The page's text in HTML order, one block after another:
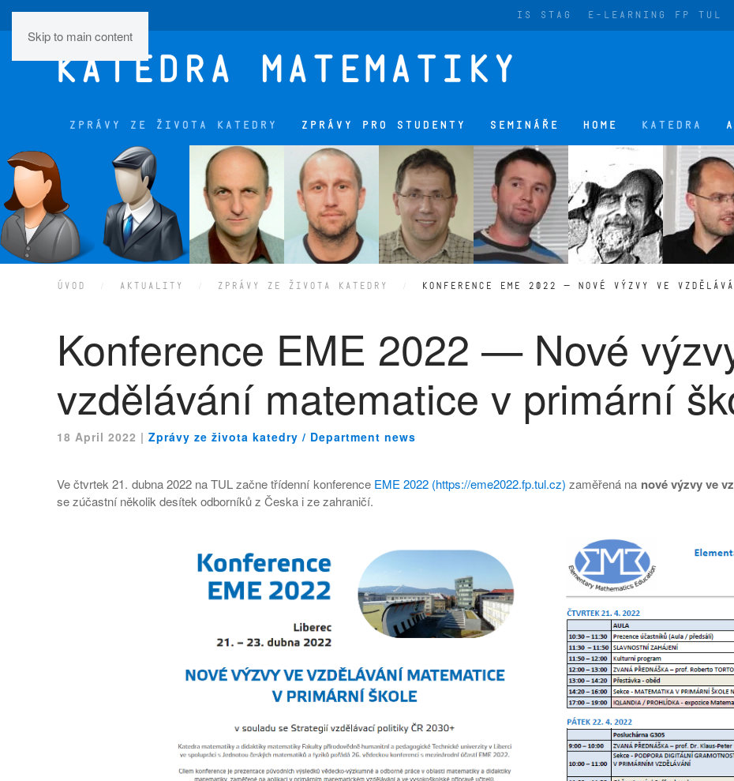
Skip to main content
IS STAG E-LEARNING FP TUL
ZPRÁVY ZE ŽIVOTA KATEDRY ZPRÁVY PRO STUDENTY SEMINÁŘE HOME KATEDRA
ÚVOD AKTUALITY ZPRÁVY ZE ŽIVOTA KATEDRY KONFERENCE EME 2022 — NOVÉ VÝZVY VE
Konference EME 2022 — Nové
vzdělávání matematice v primární
18 April 2022 | Zprávy ze života katedry / Department news
Ve čtvrtek 21. dubna 2022 na TUL začne třídenní konference EME 2022 (https://eme2022.fp.tul.cz) zaměřená na nové výzvy ve
se zúčastní několik desítek odborníků z Česka i ze zahraničí.